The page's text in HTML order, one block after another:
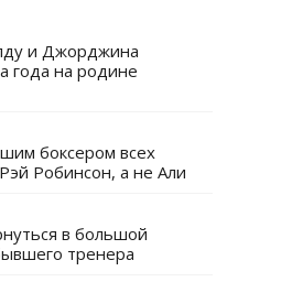
и Джорджина
года на родине
боксером всех
Робинсон, а не Али
в большой
тренера